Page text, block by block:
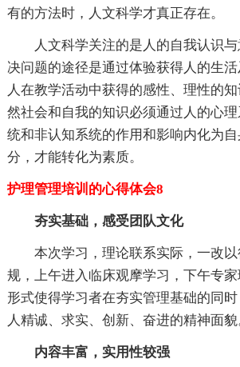
有的方法时，人文科学才真正存在。
人文科学关注的是人的自我认识与
决问题的途径是通过体验获得人的生活
人在教学活动中获得的感性、理性的
然社会和自我的知识必须通过人的心
统和非认知系统的作用和影响内化为
分，才能转化为素质。
护理管理培训的心得体会8
夯实基础，感受团队文化
本次学习，理论联系实际，一改以
规，上午进入临床观摩学习，下午专
形式使得学习者在夯实管理基础的同
人精诚、求实、创新、奋进的精神面貌
内容丰富，实用性较强